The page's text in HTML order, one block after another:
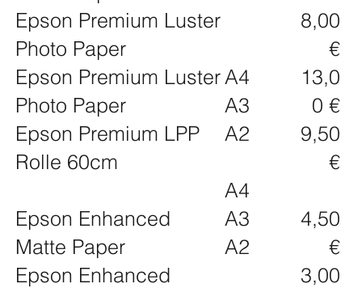
Epson Premium Luster
Photo Paper
Epson Premium Luster
Photo Paper
Epson Premium LPP
Rolle 60cm
Epson Enhanced
Matte Paper
Epson Enhanced
8,00
€
13,0
0 €
9,50
€
4,50
€
3,00
A4
A3
A2
A4
A3
A2